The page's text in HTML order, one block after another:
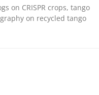
on CRISPR crops, tango
on recycled tango